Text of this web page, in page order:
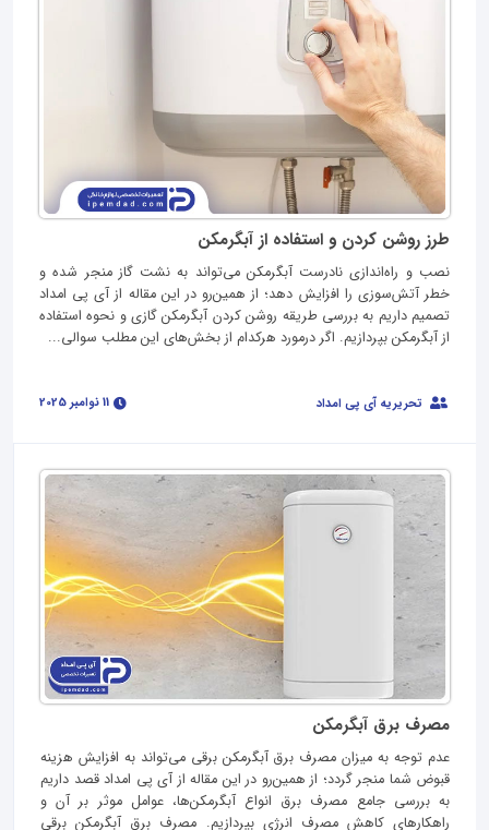
طرز روشن کردن و استفاده از آبگرمکن
نصب و راه‌اندازی نادرست آبگرمکن می‌تواند به نشت گاز منجر شده و
خطر آتش‌سوزی را افزایش دهد؛ از همین‌رو در این مقاله از آی‌ پی امداد
تصمیم داریم به بررسی طريقه روشن كردن آبگرمكن گازی و نحوه استفاده
از آبگرمکن بپردازیم. اگر درمورد هرکدام از بخش‌های این مطلب سوالی...
تحریریه آی پی امداد
مصرف برق آبگرمکن
عدم توجه به میزان مصرف برق آبگرمکن برقی می‌تواند به افزایش هزینه‌
قبوض شما منجر گردد؛ از همین‌رو در این مقاله از آی پی امداد قصد داریم
به بررسی جامع مصرف برق انواع آبگرمکن‌‌ها، عوامل موثر بر آن و
راهکارهای کاهش مصرف انرژی بپردازیم. مصرف برق آبگرمکن برقی